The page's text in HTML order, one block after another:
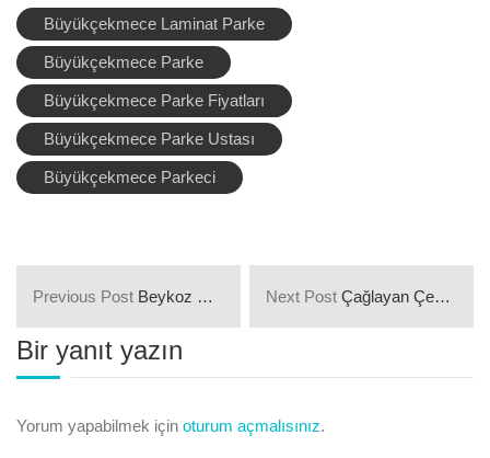
Büyükçekmece Laminat Parke
Büyükçekmece Parke
Büyükçekmece Parke Fiyatları
Büyükçekmece Parke Ustası
Büyükçekmece Parkeci
Previous Post Beykoz Çevresindeki Parkeciler ve Parke Fiyatları Nelerdir? Next Post Çağlayan Çevresindeki Parkeciler ve Parke Fiyatları Nelerdir?
Bir yanıt yazın
Yorum yapabilmek için oturum açmalısınız.